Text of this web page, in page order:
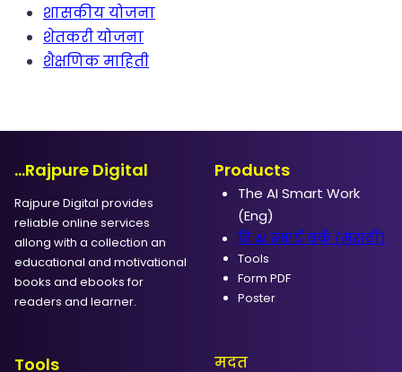
शासकीय योजना
शेतकरी योजना
शैक्षणिक माहिती
...Rajpure Digital
Rajpure Digital provides
reliable online services
allong with a collection an
educational and motivational
books and ebooks for
readers and learner.
Products
The AI Smart Work
(Eng)
दि AI स्मार्ट वर्क (मराठी)
Tools
Form PDF
Poster
Tools मदत